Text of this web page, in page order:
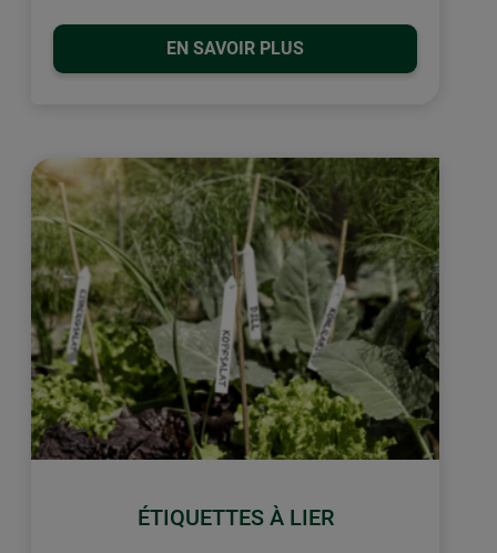
EN SAVOIR PLUS
ÉTIQUETTES À LIER